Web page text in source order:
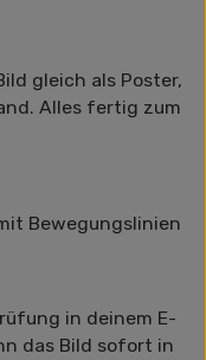
gleich als Poster,
Alles fertig zum
in deinem E-
das Bild sofort in